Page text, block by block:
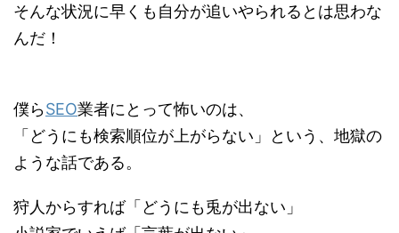
そんな状況に早くも自分が追いやられるとは思わな
んだ！
僕らSEO業者にとって怖いのは、
「どうにも検索順位が上がらない」という、地獄の
ような話である。
狩人からすれば「どうにも兎が出ない」